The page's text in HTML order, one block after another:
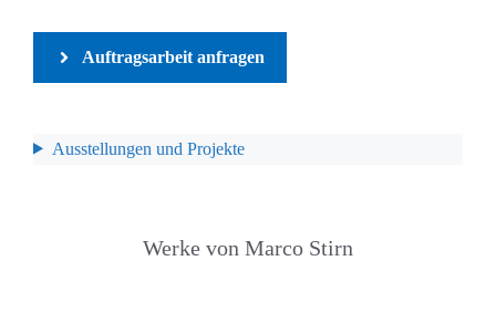
Auftragsarbeit anfragen
Ausstellungen und Projekte
Werke von Marco Stirn